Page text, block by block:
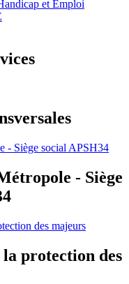
et Emploi
- Siège social APSH34
- Siège
des majeurs
la protection des